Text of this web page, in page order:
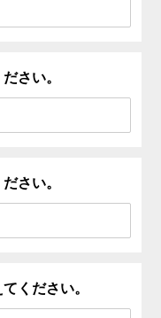
さい。
さい。
ください。